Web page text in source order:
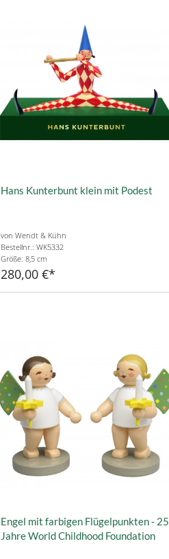
Hans Kunterbunt klein mit Podest
von Wendt & Kühn
Bestellnr.: WK5332
Größe: 8,5 cm
280,00 €
Engel mit farbigen Flügelpunkten - 25
Jahre World Childhood Foundation